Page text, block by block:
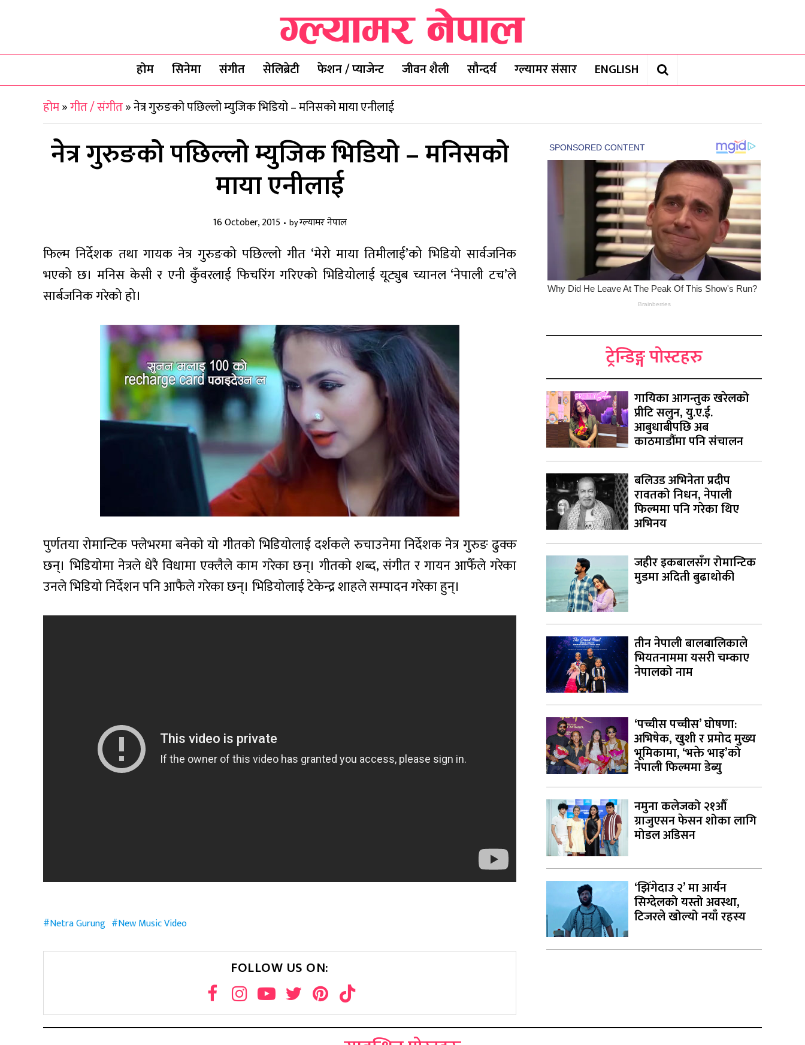
होम सिनेमा संगीत सेलिब्रेटी फेशन / प्याजेन्ट जीवन शैली सौन्दर्य ग्ल्यामर संसार
ENGLISH
होम»गीत / संगीत»नेत्र गुरुङको पछिल्लो म्युजिक भिडियो – मनिसको माया एनीलाई
नेत्र गुरुङको पछिल्लो म्युजिक भिडियो – मनिसको
माया एनीलाई
16 October, 2015 byग्ल्यामर नेपाल
फिल्म निर्देशक तथा गायक नेत्र गुरुङको पछिल्लो गीत ‘मेरो माया तिमीलाई’को भिडियो सार्वजनिक
भएको छ। मनिस केसी र एनी कुँवरलाई फिचरिंग गरिएको भिडियोलाई यूट्युब च्यानल ‘नेपाली टच’ले
सार्बजनिक गरेको हो।
पुर्णतया रोमान्टिक फ्लेभरमा बनेको यो गीतको भिडियोलाई दर्शकले रुचाउनेमा निर्देशक नेत्र गुरुङ ढुक्क
छन्। भिडियोमा नेत्रले धेरै विधामा एक्लैले काम गरेका छन्। गीतको शब्द, संगीत र गायन आफैँले गरेका
उनले भिडियो निर्देशन पनि आफैले गरेका छन्। भिडियोलाई टेकेन्द्र शाहले सम्पादन गरेका हुन्।
Netra Gurung New Music Video
FOLLOW US ON:
ट्रेन्डिङ्ग पोस्टहरु
गायिका आगन्तुक खरेलको
प्रीटि सलुन, यु.ए.ई.
आबुधाबीपछि अब
काठमाडौंमा पनि संचालन
बलिउड अभिनेता प्रदीप
रावतको निधन, नेपाली
फिल्ममा पनि गरेका थिए
अभिनय
जहीर इकबालसँग रोमान्टिक
मुडमा अदिती बुढाथोकी
तीन नेपाली बालबालिकाले
भियतनाममा यसरी चम्काए
नेपालको नाम
‘पच्चीस पच्चीस’ घोषणा:
अभिषेक, खुशी र प्रमोद मुख्य
भूमिकामा, ‘भक्ते भाइ’को
नेपाली फिल्ममा डेब्यु
नमुना कलेजको २१औँ
ग्राजुएसन फेसन शोका लागि
मोडल अडिसन
‘झिँगेदाउ २’ मा आर्यन
सिग्देलको यस्तो अवस्था,
टिजरले खोल्यो नयाँ रहस्य